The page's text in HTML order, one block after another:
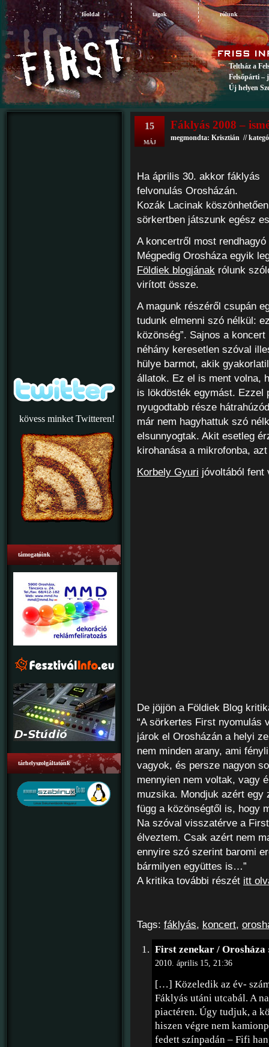
főoldal tagok rólunk
Teltház a
Felsőpárti –
Új helyen
kövess minket Twitteren!
támogatóink
tárhelyszolgáltatónk
15
MÁJ
Fáklyás 2008 –
megmondta: Krisztián //
Ha április 30. akkor fáklyás
felvonulás Orosházán.
Kozák Lacinak
sörkertben játszunk egész
A koncertről most
Mégpedig Orosháza egyik
Földiek blogjának rólunk
virított össze.
A magunk részéről csupán
tudunk elmenni szó nélkül:
közönség”. Sajnos a
néhány keresetlen szóval
hülye barmot, akik
állatok. Ez el is ment volna,
is lökdösték egymást. Ezzel
nyugodtabb része
már nem hagyhattuk szó
elsunnyogtak. Akit esetleg
kirohanása a mikrofonba,
Korbely Gyuri jóvoltából fent
De jöjjön a Földiek Blog
“A sörkertes First nyomulás
járok el Orosházán a helyi
nem minden arany, ami
vagyok, és persze nagyon
mennyien nem voltak, vagy
muzsika. Mondjuk azért egy
függ a közönségtől is, hogy
Na szóval visszatérve a
élveztem. Csak azért nem
ennyire szó szerint baromi
bármilyen együttes is…”
A kritika további részét itt
Tags: fáklyás, koncert,
First zenekar / Orosháza
2010. április 15, 21:36
[…] Közeledik az év-
Fáklyás utáni utcabál. A
piactéren. Úgy tudjuk, a
hiszen végre nem
fedett színpadán – Fifi